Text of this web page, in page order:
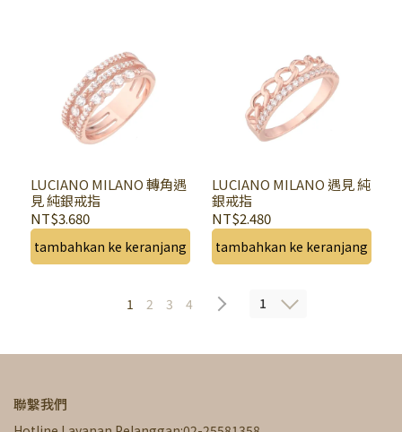
LUCIANO MILANO 轉角遇
見 純銀戒指
NT$3.680
tambahkan ke keranjang
LUCIANO MILANO 遇見 純
銀戒指
NT$2.480
tambahkan ke keranjang
1 2 3 4 1
聯繫我們